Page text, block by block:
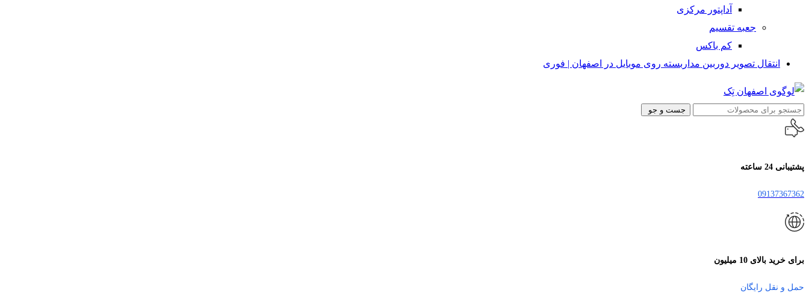
آداپتور مرکزی
جعبه تقسیم
کم باکس
انتقال تصویر دوربین مداربسته روی موبایل در اصفهان | فوری
جست و جو
پشتیبانی 24 ساعته
09137367362
برای خرید بالای 10 میلیون
حمل و نقل رایگان